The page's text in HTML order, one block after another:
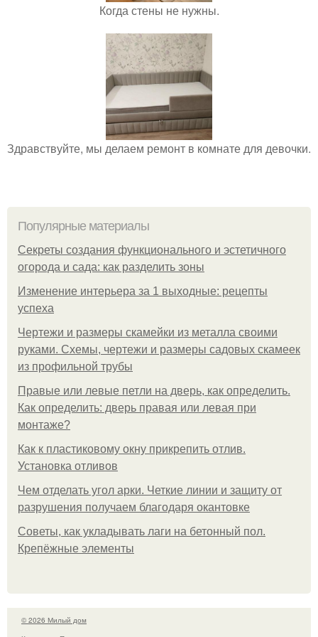
Когда стены не нужны.
Здравствуйте, мы делаем ремонт в комнате для девочки.
Популярные материалы
Секреты создания функционального и эстетичного
огорода и сада: как разделить зоны
Изменение интерьера за 1 выходные: рецепты
успеха
Чертежи и размеры скамейки из металла своими
руками. Схемы, чертежи и размеры садовых скамеек
из профильной трубы
Правые или левые петли на дверь, как определить.
Как определить: дверь правая или левая при
монтаже?
Как к пластиковому окну прикрепить отлив.
Установка отливов
Чем отделать угол арки. Четкие линии и защиту от
разрушения получаем благодаря окантовке
Советы, как укладывать лаги на бетонный пол.
Крепёжные элементы
© 2026 Милый дом